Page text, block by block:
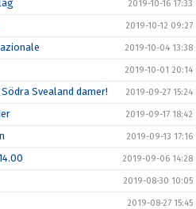
2019-10-16 17:33
2019-10-12 09:27
2019-10-04 13:38
2019-10-01 20:14
Svealand damer! 2019-09-27 15:24
2019-09-17 18:42
2019-09-13 17:16
2019-09-06 14:28
2019-08-30 10:05
2019-08-27 15:45